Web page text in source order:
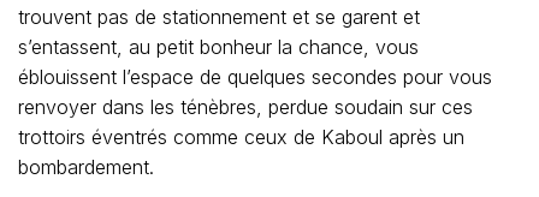
trouvent pas de stationnement et se garent et
s’entassent, au petit bonheur la chance, vous
éblouissent l’espace de quelques secondes pour vous
renvoyer dans les ténèbres, perdue soudain sur ces
trottoirs éventrés comme ceux de Kaboul après un
bombardement.